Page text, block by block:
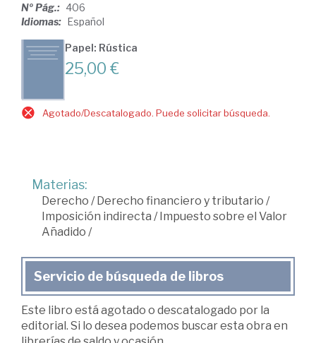
Nº Pág.: 406
Idiomas: Español
Papel: Rústica
25,00 €
Agotado/Descatalogado. Puede solicitar búsqueda.
Materias:
Derecho /Derecho financiero y tributario /
Imposición indirecta /Impuesto sobre el Valor
Añadido /
Servicio de búsqueda de libros
Este libro está agotado o descatalogado por la
editorial. Si lo desea podemos buscar esta obra en